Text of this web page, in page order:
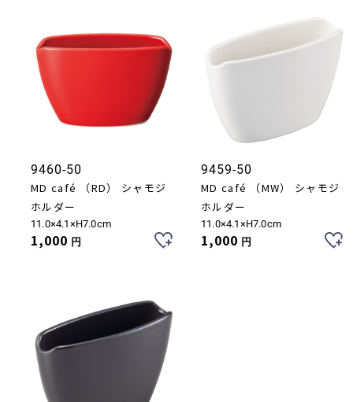
9460-50
MD café （RD） シャモジ
ホルダー
11.0×4.1×H7.0cm
1,000 円
9459-50
MD café （MW） シャモジ
ホルダー
11.0×4.1×H7.0cm
1,000 円